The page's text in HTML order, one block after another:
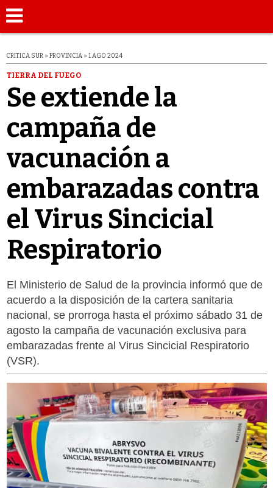
CRITICA SUR » PROVINCIA » 1 AGO 2024
TIERRA DEL FUEGO
Se extiende la
campaña de
vacunación a
embarazadas contra
el Virus Sincicial
Respiratorio
El Ministerio de Salud de la provincia informó que de
acuerdo a la disposición de la cartera sanitaria
nacional, se prorroga hasta el próximo sábado 31 de
agosto la campaña de vacunación exclusiva para
embarazadas frente al Virus Sincicial Respiratorio
(VSR).